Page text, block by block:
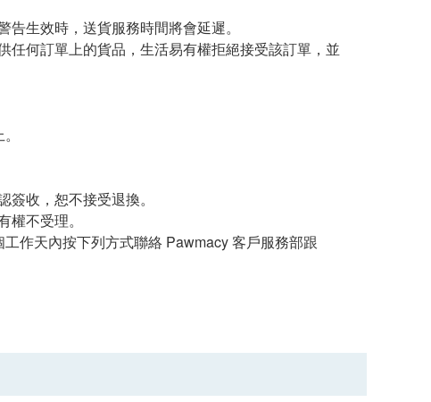
生效時，送貨服務時間將會延遲。
任何訂單上的貨品，生活易有權拒絕接受該訂單，並
收，恕不接受退換。
不受理。
作天內按下列方式聯絡 Pawmacy 客戶服務部跟